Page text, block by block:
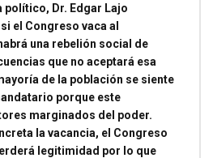
político, Dr. Edgar Lajo
el Congreso vaca al
una rebelión social de
que no aceptará esa
de la población se siente
porque este
marginados del poder.
la vacancia, el Congreso
legitimidad por lo que